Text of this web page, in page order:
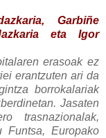
Garbiñe
eta Igor
erasoak ez
erantzuten ari da
borrokalariak
Jasaten
trasnazionalak,
Funtsa, Europako